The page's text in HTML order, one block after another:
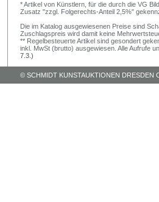
* Artikel von Künstlern, für die durch die VG
Zusatz "zzgl. Folgerechts-Anteil 2,5%"
Die im Katalog ausgewiesenen Preise sind
Zuschlagspreis wird damit keine
** Regelbesteuerte Artikel sind gesondert
inkl. MwSt (brutto) ausgewiesen. Alle Aufrufe
7.3.)
© SCHMIDT KUNSTAUKTIONEN DRESDEN